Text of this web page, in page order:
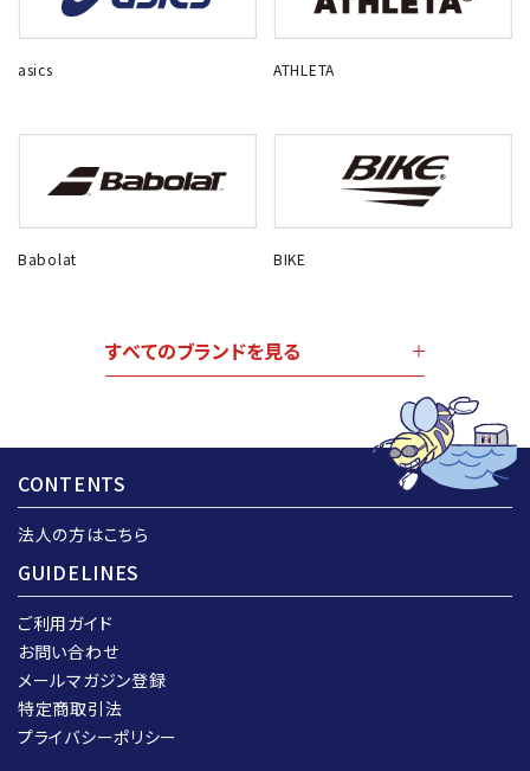
asics ATHLETA
Babolat BIKE
すべてのブランドを見る
CONTENTS
法人の方はこちら
GUIDELINES
ご利用ガイド
お問い合わせ
メールマガジン登録
特定商取引法
プライバシーポリシー